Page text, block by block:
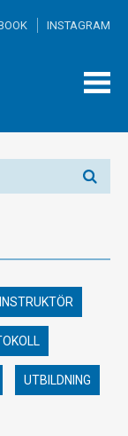
INSTAGRAM
UTBILDNING